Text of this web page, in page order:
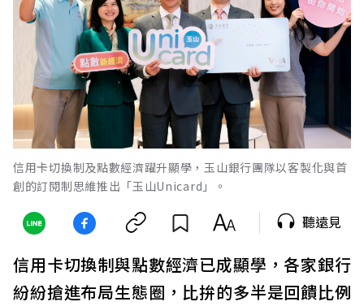
信用卡切換制及點數經濟躍升顯學，玉山銀行團隊以客製化與首
創的訂閱制思維推出「玉山Unicard」。
聽遠見
信用卡切換制與點數經濟已成顯學，各家銀行
紛紛搶進布局生態圈，比拚的多半是回饋比例